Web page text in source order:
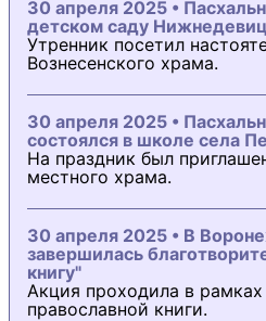
30 апреля 2025 •
детском саду
Утренник посетил
Вознесенского храма.
30 апреля 2025 •
состоялся в школе села
На праздник был
местного храма.
30 апреля 2025 • В
завершилась
книгу"
Акция проходила в
православной книги.